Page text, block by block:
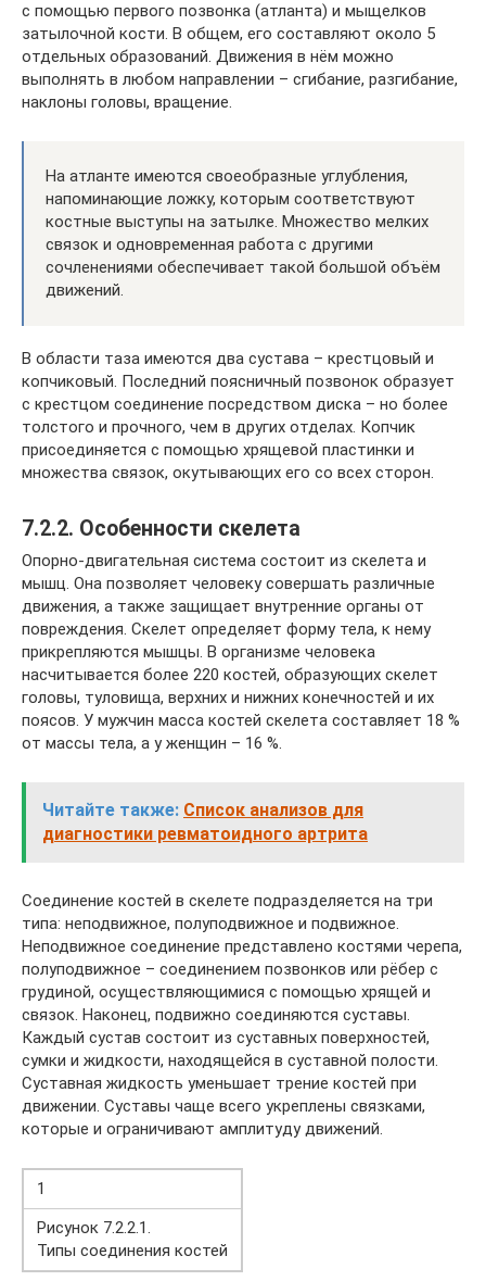
с помощью первого позвонка (атланта) и мыщелков
затылочной кости. В общем, его составляют около 5
отдельных образований. Движения в нём можно
выполнять в любом направлении – сгибание, разгибание,
наклоны головы, вращение.
На атланте имеются своеобразные углубления,
напоминающие ложку, которым соответствуют
костные выступы на затылке. Множество мелких
связок и одновременная работа с другими
сочленениями обеспечивает такой большой объём
движений.
В области таза имеются два сустава – крестцовый и
копчиковый. Последний поясничный позвонок образует
с крестцом соединение посредством диска – но более
толстого и прочного, чем в других отделах. Копчик
присоединяется с помощью хрящевой пластинки и
множества связок, окутывающих его со всех сторон.
7.2.2. Особенности скелета
Опорно-двигательная система состоит из скелета и
мышц. Она позволяет человеку совершать различные
движения, а также защищает внутренние органы от
повреждения. Скелет определяет форму тела, к нему
прикрепляются мышцы. В организме человека
насчитывается более 220 костей, образующих скелет
головы, туловища, верхних и нижних конечностей и их
поясов. У мужчин масса костей скелета составляет 18 %
от массы тела, а у женщин – 16 %.
Читайте также: Список анализов для
диагностики ревматоидного артрита
Соединение костей в скелете подразделяется на три
типа: неподвижное, полуподвижное и подвижное.
Неподвижное соединение представлено костями черепа,
полуподвижное – соединением позвонков или рёбер с
грудиной, осуществляющимися с помощью хрящей и
связок. Наконец, подвижно соединяются суставы.
Каждый сустав состоит из суставных поверхностей,
сумки и жидкости, находящейся в суставной полости.
Суставная жидкость уменьшает трение костей при
движении. Суставы чаще всего укреплены связками,
которые и ограничивают амплитуду движений.
1
Рисунок 7.2.2.1.
Типы соединения костей